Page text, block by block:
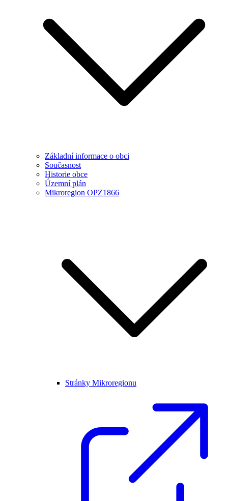
Základní informace o obci
Současnost
Historie obce
Územní plán
Mikroregion OPZ1866
Stránky Mikroregionu